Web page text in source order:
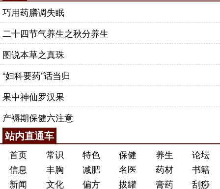
巧用药膳调失眠
二十四节气养生之秋分养生
图说本草之真珠
“妇科要药”话当归
果中神仙罗汉果
产褥期保健六注意
站内直通车
首页 常识 特色 保健 养生
论坛
信息
丰胸 减肥 名医 药材
书籍
新闻
文化 偏方 拔罐 膏药 刮痧